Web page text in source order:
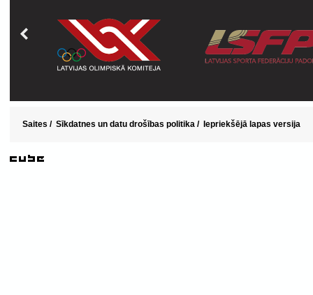
Saites / Sīkdatnes un datu drošības politika / Iepriekšējā lapas versija